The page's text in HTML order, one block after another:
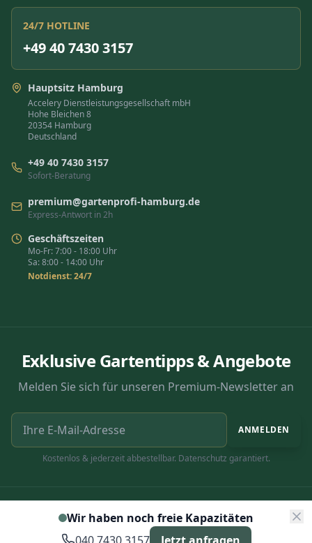
Wir haben noch freie Kapazitäten
24/7 HOTLINE
+49 40 7430 3157
Hauptsitz Hamburg
Accelery Dienstleistungsgesellschaft mbH
Hohe Bleichen 8
20354 Hamburg
Deutschland
+49 40 7430 3157
Sofort-Beratung
premium@gartenprofi-hamburg.de
Express-Antwort in 2h
Geschäftszeiten
Mo-Fr: 7:00 - 18:00 Uhr
Sa: 8:00 - 14:00 Uhr
Notdienst: 24/7
Exklusive Gartentipps & Angebote
Melden Sie sich für unseren Premium-Newsletter an
ANMELDEN
Kostenlos & jederzeit abbestellbar. Datenschutz garantiert.
© 2025 Accelery Dienstleistungsgesellschaft
Verschlüsselt
Impressum| Datenschutz| AGB|Karriere